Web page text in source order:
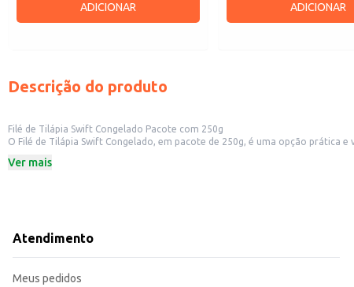
ADICIONAR ADICIONAR
Descrição do produto
Filé de Tilápia Swift Congelado Pacote com 250g
O Filé de Tilápia Swift Congelado, em pacote de 250g, é uma opção prática
Pacote com 250g
Descongele completamente antes do preparo para melhor resultado.
O Filé de Tilápia Swift Congelado oferece praticidade e sabor, garantindo
Ver mais
Atendimento
Meus pedidos